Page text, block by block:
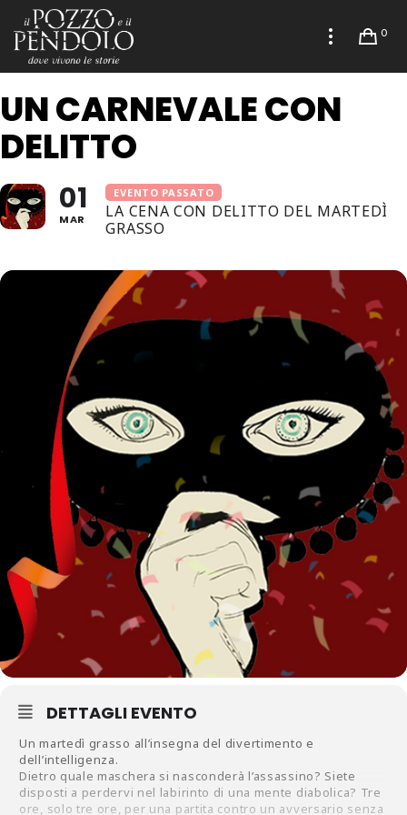
0
UN CARNEVALE CON
DELITTO
01
MAR
EVENTO PASSATO
LA CENA CON DELITTO DEL MARTEDÌ
GRASSO
DETTAGLI EVENTO
Un martedì grasso all’insegna del divertimento e
dell’intelligenza.
Dietro quale maschera si nasconderà l’assassino? Siete
disposti a perdervi nel labirinto di una mente diabolica? Tre
ore, solo tre ore, per una partita contro un avversario senza